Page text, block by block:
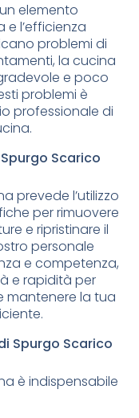
elemento
l’efficienza
problemi di
la cucina
e poco
problemi è
professionale di
Scarico
prevede l’utilizzo
per rimuovere
e ripristinare il
personale
e competenza,
e rapidità per
mantenere la tua
Spurgo Scarico
è indispensabile